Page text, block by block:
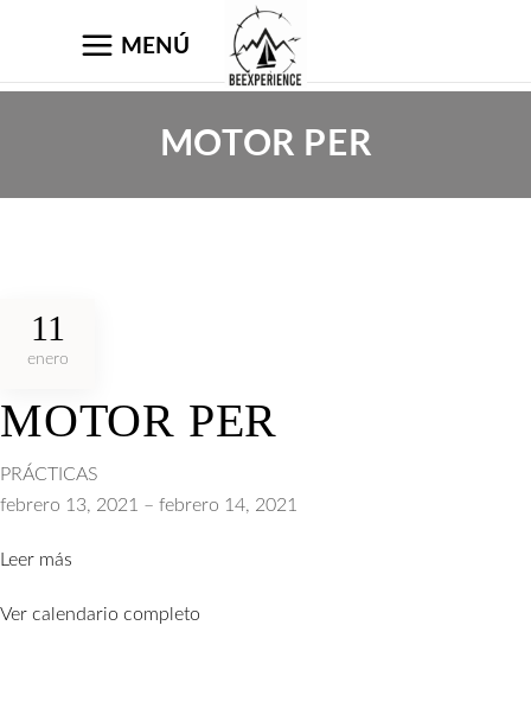
MENÚ
MOTOR PER
11
enero
MOTOR PER
MOTOR
PER
PRÁCTICAS
febrero 13, 2021 – febrero 14, 2021
Leer más
Ver calendario completo